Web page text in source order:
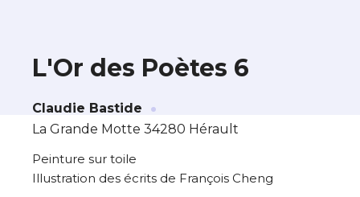
À propos de cette œuvre
de cette annonce ainsi que la vente et
la livraison de l’œuvre originale.
L'Or des Poètes 6
Claudie Bastide ·
La Grande Motte 34280 Hérault
Peinture sur toile
Illustration des écrits de François Cheng